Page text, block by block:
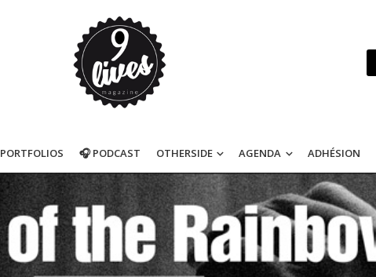
PORTFOLIOS 🎧 PODCAST OTHERSIDE AGENDA ADHÉSION